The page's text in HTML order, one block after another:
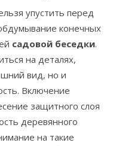
упустить перед
конечных
садовой беседки.
на деталях,
вид, но и
Включение
защитного слоя
деревянного
на такие